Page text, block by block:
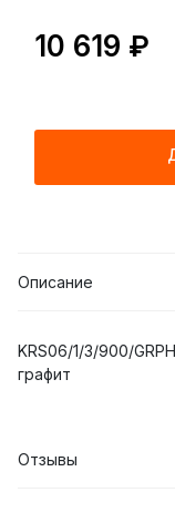
10 619 ₽
Описание
KRS06/1/3/900/
графит
Отзывы